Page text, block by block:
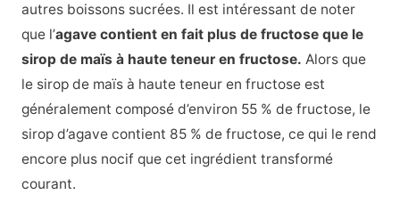
autres boissons sucrées. Il est intéressant de noter
que l’agave contient en fait plus de fructose que le
sirop de maïs à haute teneur en fructose. Alors que
le sirop de maïs à haute teneur en fructose est
généralement composé d’environ 55 % de fructose, le
sirop d’agave contient 85 % de fructose, ce qui le rend
encore plus nocif que cet ingrédient transformé
courant.